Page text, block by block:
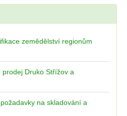
zemědělství regionům
prodej Druko Střížov a
na skladování a